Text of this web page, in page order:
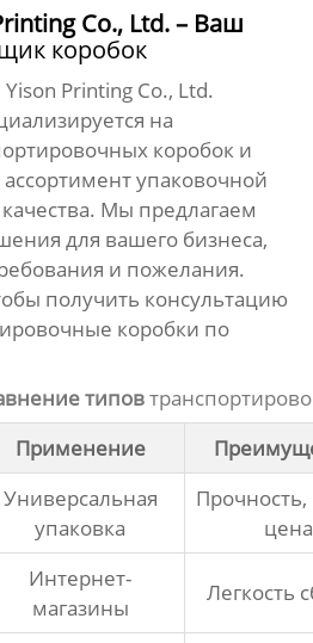
Co., Ltd. – Ваш
коробок
Printing Co., Ltd.
на
коробок и
упаковочной
Мы предлагаем
для вашего бизнеса,
и пожелания.
получить консультацию
коробки по
типов
Применение
Универсальная
упаковка
Прочность,
цена
Интернет-
магазины
Легкость